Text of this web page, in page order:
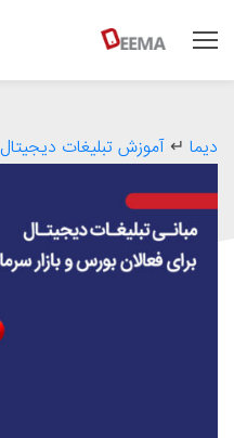
دیما ↵ آموزش تبلیغات دیجیتال